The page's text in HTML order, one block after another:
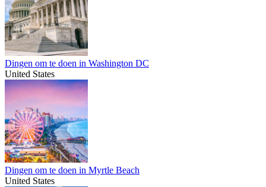
Dingen om te doen in Washington DC
United States
Dingen om te doen in Myrtle Beach
United States